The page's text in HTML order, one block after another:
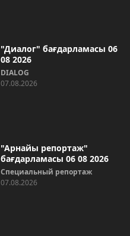
"Диалог" бағдарламасы 06
08 2026
DIALOG
07.08.2026
"Арнайы репортаж"
бағдарламасы 06 08 2026
Специальный репортаж
07.08.2026